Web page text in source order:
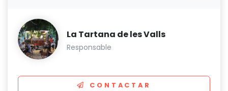
La Tartana de les Valls
Responsable
CONTACTAR